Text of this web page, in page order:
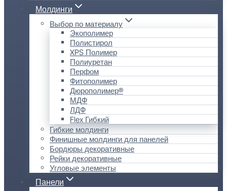
Молдинги
Выбор по материалу
Экополимер
Полистирол
XPS Полимер
Полиуретан
Перфом
Фитополимер
Дюрополимер®
МДФ
ЛДФ
Flex Гибкий
Гибкие молдинги
Финишные молдинги для панелей
Бордюры декоративные
Рейки декоративные
Угловые элементы
Панели